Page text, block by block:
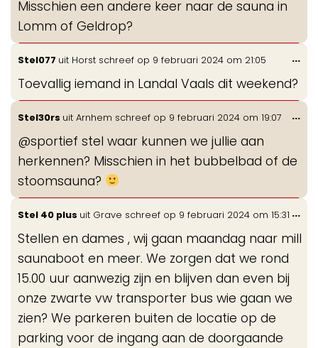
Misschien een andere keer naar de sauna in
Lomm of Geldrop?
Stel077 uit Horst schreef op 9 februari 2024 om 21:05
Toevallig iemand in Landal Vaals dit weekend?
...
Stel30rs uit Arnhem schreef op 9 februari 2024 om 19:07
@sportief stel waar kunnen we jullie aan
herkennen? Misschien in het bubbelbad of de
stoomsauna?
...
Stel 40 plus uit Grave schreef op 9 februari 2024 om 15:31
Stellen en dames , wij gaan maandag naar mill
saunaboot en meer. We zorgen dat we rond
15.00 uur aanwezig zijn en blijven dan even bij
onze zwarte vw transporter bus wie gaan we
zien? We parkeren buiten de locatie op de
parking voor de ingang aan de doorgaande
...